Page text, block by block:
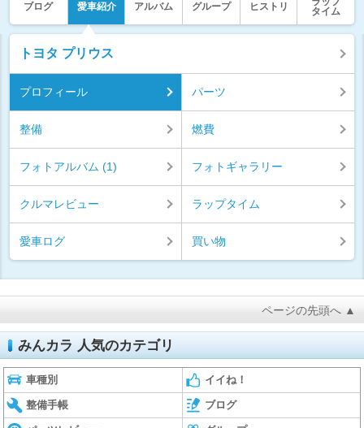
ブログ 愛車紹介 アルバム グループ ヒストリ
タイム
トヨタ プリウス
プロフィール パーツ
整備 燃費
フォトアルバム (1) フォトギャラリー
クルマレビュー ラップタイム
愛車ログ 買い物
ページの先頭へ ▲
みんカラ 人気のカテゴリ
車種別 イイね！
整備手帳 ブログ